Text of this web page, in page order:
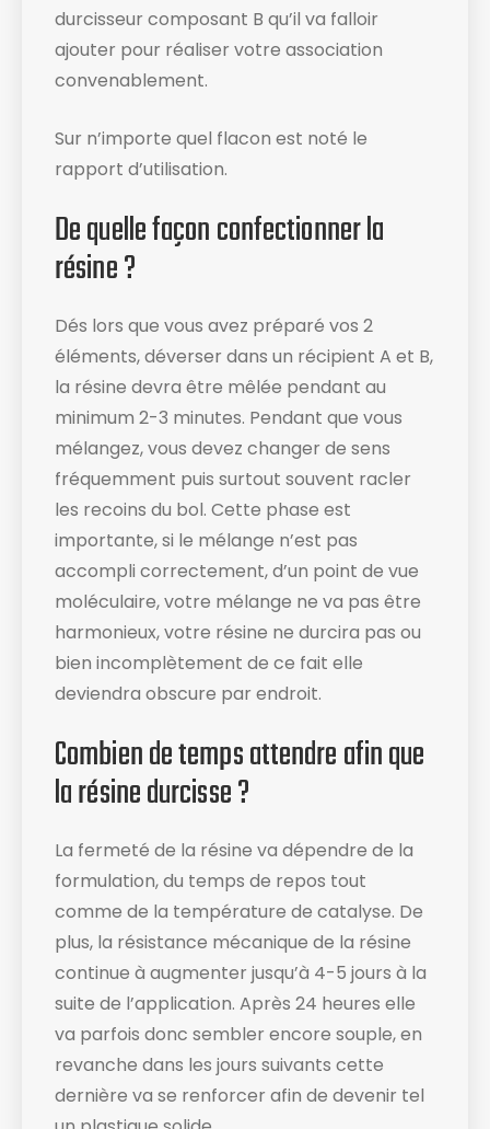
durcisseur composant B qu’il va falloir
ajouter pour réaliser votre association
convenablement.
Sur n’importe quel flacon est noté le
rapport d’utilisation​.
De quelle façon confectionner la
résine ?
Dés lors que vous avez préparé vos 2
éléments, déverser dans un récipient A et B,
la résine devra être mêlée pendant au
minimum 2-3 minutes. Pendant que vous
mélangez, vous devez changer de sens
fréquemment puis surtout souvent racler
les recoins du bol​. Cette phase est
importante, si le mélange n’est pas
accompli correctement, d’un point de vue
moléculaire, votre mélange ne va pas être
harmonieux, votre résine ne durcira pas ou
bien incomplètement de ce fait elle
deviendra obscure par endroit.
Combien de temps attendre afin que
la résine durcisse ?
La fermeté de la résine va dépendre de la
formulation, du temps de repos tout
comme de la température de catalyse. De
plus, la résistance mécanique de la résine
continue à augmenter jusqu’à 4-5 jours à la
suite de l’application. Après 24 heures elle
va parfois donc sembler encore souple, en
revanche dans les jours suivants cette
dernière va se renforcer afin de devenir tel